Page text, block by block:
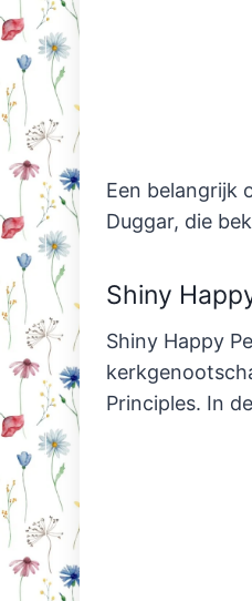
Een belangrijk
Duggar, die
Shiny
Shiny Happy
Principles. In